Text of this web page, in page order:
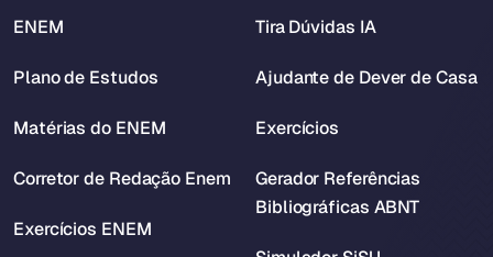
ENEM
Plano de Estudos
Matérias do ENEM
Corretor de Redação Enem
Exercícios ENEM
Tira Dúvidas IA
Ajudante de Dever de Casa
Exercícios
Gerador Referências
Bibliográficas ABNT